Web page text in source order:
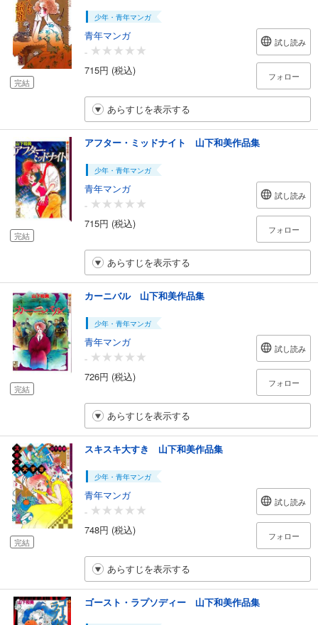
完結
少年・青年マンガ
青年マンガ
-
715円 (税込)
試し読み
フォロー
あらすじを表示する
完結
アフター・ミッドナイト 山下和美作品集
少年・青年マンガ
青年マンガ
-
715円 (税込)
試し読み
フォロー
あらすじを表示する
完結
カーニバル 山下和美作品集
少年・青年マンガ
青年マンガ
-
726円 (税込)
試し読み
フォロー
あらすじを表示する
完結
スキスキ大すき 山下和美作品集
少年・青年マンガ
青年マンガ
-
748円 (税込)
試し読み
フォロー
あらすじを表示する
ゴースト・ラプソディー 山下和美作品集